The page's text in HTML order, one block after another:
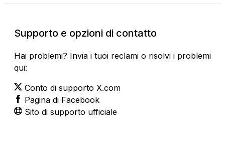
Supporto e opzioni di contatto
Hai problemi? Invia i tuoi reclami o risolvi i problemi
qui:
Conto di supporto X.com
Pagina di Facebook
Sito di supporto ufficiale